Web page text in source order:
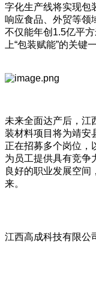
字化生产线将实现包
响应食品、外贸等领
不仅能年创1.5亿平
上“包装赋能”的关键
未来全面达产后，江
装材料项目将为靖安
正在招募多个岗位，
为员工提供具有竞争
良好的职业发展空间
来。
江西高成科技有限公